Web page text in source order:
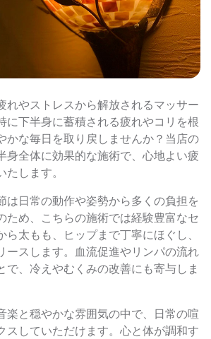
れやストレスから解放されるマッサー
に下半身に蓄積される疲れやコリを根
かな毎日を取り戻しませんか？当店の
身全体に効果的な施術で、心地よい疲
します。
は日常の動作や姿勢から多くの負担を
ため、こちらの施術では経験豊富なセ
ら太もも、ヒップまで丁寧にほぐし、
ースします。血流促進やリンパの流れ
で、冷えやむくみの改善にも寄与しま
楽と穏やかな雰囲気の中で、日常の喧
スしていただけます。心と体が調和す